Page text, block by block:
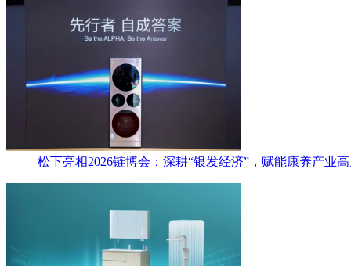
松下亮相2026链博会：深耕“银发经济”，赋能康养产业